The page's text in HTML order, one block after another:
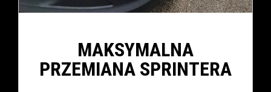
MAKSYMALNA
PRZEMIANA SPRINTERA